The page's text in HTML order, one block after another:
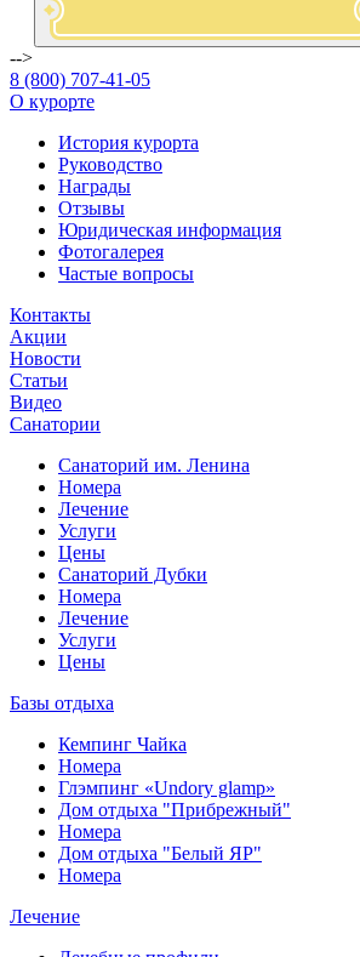
-->
8 (800) 707-41-05
О курорте
История курорта
Руководство
Награды
Отзывы
Юридическая информация
Фотогалерея
Частые вопросы
Контакты
Акции
Новости
Статьи
Видео
Санатории
Санаторий им. Ленина
Номера
Лечение
Услуги
Цены
Санаторий Дубки
Номера
Лечение
Услуги
Цены
Базы отдыха
Кемпинг Чайка
Номера
Глэмпинг «Undory glamp»
Дом отдыха "Прибрежный"
Номера
Дом отдыха "Белый ЯР"
Номера
Лечение